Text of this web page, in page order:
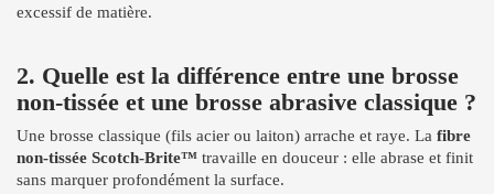
excessif de matière.
2. Quelle est la différence entre une brosse
non-tissée et une brosse abrasive classique ?
Une brosse classique (fils acier ou laiton) arrache et raye. La fibre
non-tissée Scotch-Brite™ travaille en douceur : elle abrase et finit
sans marquer profondément la surface.